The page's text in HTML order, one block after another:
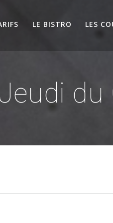
LE BISTRO LES